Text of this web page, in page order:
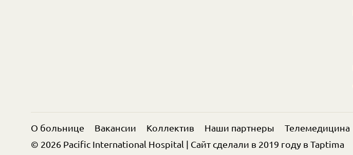
О больнице Вакансии Коллектив Наши партнеры Телемедицина
© 2026 Pacific International Hospital | Сайт сделали в 2019 году в Taptima